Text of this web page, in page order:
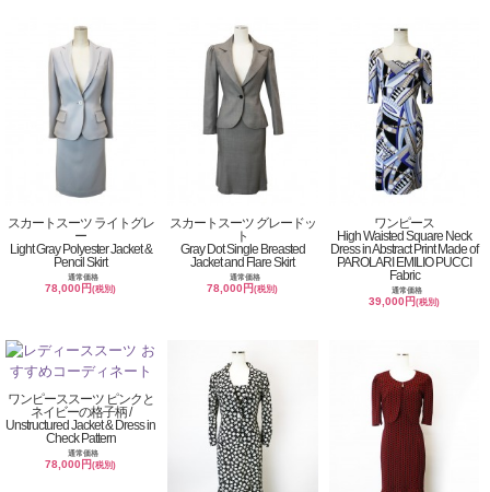
スカートスーツ ライトグレ
ー
Light Gray Polyester Jacket &
Pencil Skirt
通常価格
78,000円(税別)
スカートスーツ グレードッ
ト
Gray Dot Single Breasted
Jacket and Flare Skirt
通常価格
78,000円(税別)
ワンピース
High Waisted Square Neck
Dress in Abstract Print Made of
PAROLARI EMILIO PUCCI
Fabric
通常価格
39,000円(税別)
ワンピーススーツ ピンクと
ネイビーの格子柄 /
Unstructured Jacket & Dress in
Check Pattern
通常価格
78,000円(税別)